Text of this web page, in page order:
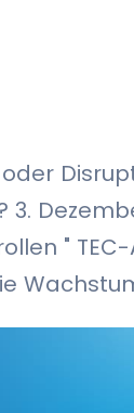
oder
3.
" TEC-